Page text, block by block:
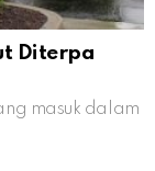
Diterpa
masuk dalam